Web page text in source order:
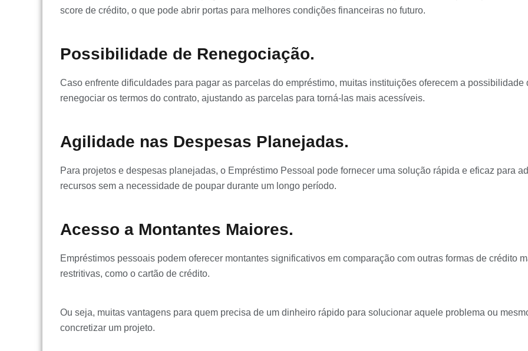
score de crédito, o que pode abrir portas para melhores condições financeiras no futuro.
Possibilidade de Renegociação.
Caso enfrente dificuldades para pagar as parcelas do empréstimo, muitas instituições oferecem a possibilidade
renegociar os termos do contrato, ajustando as parcelas para torná-las mais acessíveis.
Agilidade nas Despesas Planejadas.
Para projetos e despesas planejadas, o Empréstimo Pessoal pode fornecer uma solução rápida e eficaz para
recursos sem a necessidade de poupar durante um longo período.
Acesso a Montantes Maiores.
Empréstimos pessoais podem oferecer montantes significativos em comparação com outras formas de crédito
restritivas, como o cartão de crédito.
Ou seja, muitas vantagens para quem precisa de um dinheiro rápido para solucionar aquele problema ou
concretizar um projeto.